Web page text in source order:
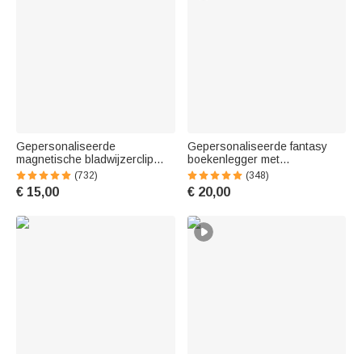
Gepersonaliseerde
magnetische bladwijzerclip
van PU-leer met aquarel-
geboortebloemen en naam
verjaardagscadeau voor
(732)
€ 15,00
Gepersonaliseerde fantasy
boekenlegger met
drakenzwaard kraal en ster
met naam uniek
leesaccessoire en cadeau
(348)
€ 20,00